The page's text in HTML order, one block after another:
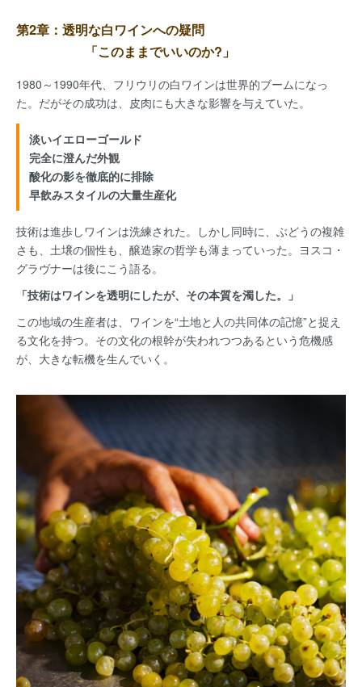
第2章：透明な白ワインへの疑問
「このままでいいのか?」
1980～1990年代、フリウリの白ワインは世界的ブームになっ
た。だがその成功は、皮肉にも大きな影響を与えていた。
淡いイエローゴールド
完全に澄んだ外観
酸化の影を徹底的に排除
早飲みスタイルの大量生産化
技術は進歩しワインは洗練された。しかし同時に、ぶどうの複雑
さも、土壌の個性も、醸造家の哲学も薄まっていった。ヨスコ・
グラヴナーは後にこう語る。
「技術はワインを透明にしたが、その本質を濁した。」
この地域の生産者は、ワインを“土地と人の共同体の記憶”と捉え
る文化を持つ。その文化の根幹が失われつつあるという危機感
が、大きな転機を生んでいく。